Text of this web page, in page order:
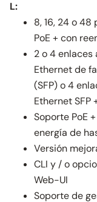
L:
8, 16, 24 o
PoE + con
2 o 4 enlaces
Ethernet de
(SFP) o 4
Ethernet SFP
Soporte PoE
energía de
Versión
CLI y / o
Web-UI
Soporte de